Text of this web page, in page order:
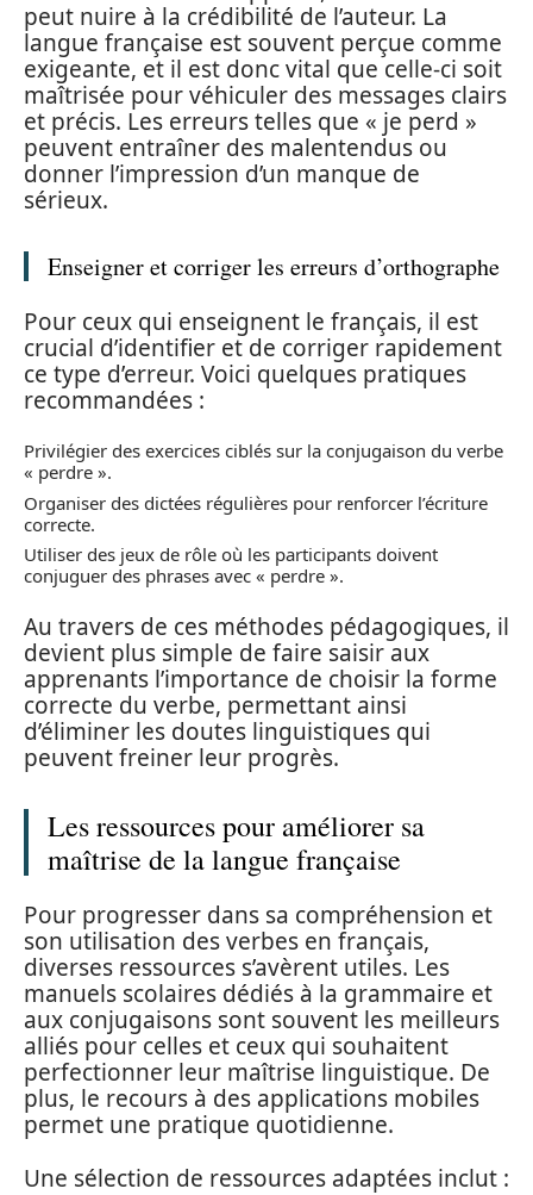
peut nuire à la crédibilité de l’auteur. La
langue française est souvent perçue comme
exigeante, et il est donc vital que celle-ci soit
maîtrisée pour véhiculer des messages clairs
et précis. Les erreurs telles que « je perd »
peuvent entraîner des malentendus ou
donner l’impression d’un manque de
sérieux.
Enseigner et corriger les erreurs d’orthographe
Pour ceux qui enseignent le français, il est
crucial d’identifier et de corriger rapidement
ce type d’erreur. Voici quelques pratiques
recommandées :
Privilégier des exercices ciblés sur la conjugaison du verbe
« perdre ».
Organiser des dictées régulières pour renforcer l’écriture
correcte.
Utiliser des jeux de rôle où les participants doivent
conjuguer des phrases avec « perdre ».
Au travers de ces méthodes pédagogiques, il
devient plus simple de faire saisir aux
apprenants l’importance de choisir la forme
correcte du verbe, permettant ainsi
d’éliminer les doutes linguistiques qui
peuvent freiner leur progrès.
Les ressources pour améliorer sa
maîtrise de la langue française
Pour progresser dans sa compréhension et
son utilisation des verbes en français,
diverses ressources s’avèrent utiles. Les
manuels scolaires dédiés à la grammaire et
aux conjugaisons sont souvent les meilleurs
alliés pour celles et ceux qui souhaitent
perfectionner leur maîtrise linguistique. De
plus, le recours à des applications mobiles
permet une pratique quotidienne.
Une sélection de ressources adaptées inclut :